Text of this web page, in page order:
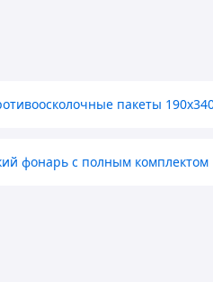
пакеты
фонарь с полным комплектом